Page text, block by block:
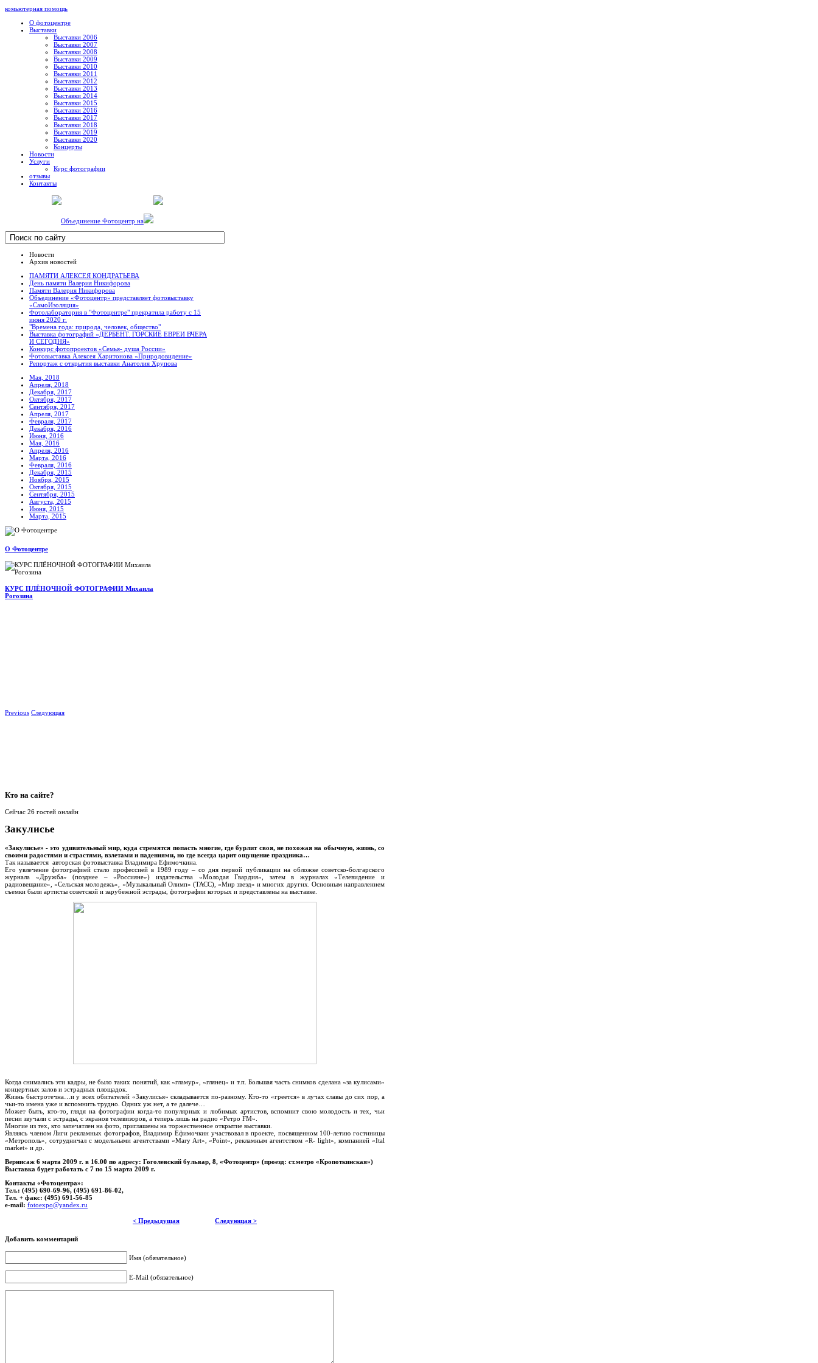
комьютерная помощь
О фотоцентре
Выставки
Выставки 2006
Выставки 2007
Выставки 2008
Выставки 2009
Выставки 2010
Выставки 2011
Выставки 2012
Выставки 2013
Выставки 2014
Выставки 2015
Выставки 2016
Выставки 2017
Выставки 2018
Выставки 2019
Выставки 2020
Концерты
Новости
Услуги
Курс фотографии
отзывы
Контакты
Объединение Фотоцентр на
Новости
Архив новостей
ПАМЯТИ АЛЕКСЕЯ КОНДРАТЬЕВА
День памяти Валерия Никифорова
Памяти Валерия Никифорова
Объединение «Фотоцентр» представляет фотовыставку
«СамоИзоляция»
Фотолаборатория в "Фотоцентре" прекратила работу с 15
июня 2020 г.
"Времена года: природа, человек, общество"
Выставка фотографий «ДЕРБЕНТ. ГОРСКИЕ ЕВРЕИ ВЧЕРА
И СЕГОДНЯ»
Конкурс фотопроектов «Семья- душа России»
Фотовыставка Алексея Харитонова «Природовидение»
Репортаж с открытия выставки Анатолия Хрупова
Мая, 2018
Апреля, 2018
Декабря, 2017
Октября, 2017
Сентября, 2017
Апреля, 2017
Февраля, 2017
Декабря, 2016
Июня, 2016
Мая, 2016
Апреля, 2016
Марта, 2016
Февраля, 2016
Декабря, 2015
Ноября, 2015
Октября, 2015
Сентября, 2015
Августа, 2015
Июня, 2015
Марта, 2015
О Фотоцентре
КУРС ПЛЁНОЧНОЙ ФОТОГРАФИИ Михаила
Рогозина
Previous Следующая
Кто на сайте?
Сейчас 26 гостей онлайн
Закулисье
«Закулисье» - это удивительный мир, куда стремятся попасть многие, где бурлит своя, не похожая на обычную, жизнь, со
своими радостями и страстями, взлетами и падениями, но где всегда царит ощущение праздника…
Так называется авторская фотовыставка Владимира Ефимочкина.
Его увлечение фотографией стало профессией в 1989 году – со дня первой публикации на обложке советско-болгарского
журнала «Дружба» (позднее – «Россияне») издательства «Молодая Гвардия», затем в журналах «Телевидение и
радиовещание», «Сельская молодежь», «Музыкальный Олимп» (ТАСС), «Мир звезд» и многих других. Основным направлением
съемки были артисты советской и зарубежной эстрады, фотографии которых и представлены на выставке.
Когда снимались эти кадры, не было таких понятий, как «гламур», «глянец» и т.п. Большая часть снимков сделана «за кулисами»
концертных залов и эстрадных площадок.
Жизнь быстротечна…и у всех обитателей «Закулисья» складывается по-разному. Кто-то «греется» в лучах славы до сих пор, а
чьи-то имена уже и вспомнить трудно. Одних уж нет, а те далече…
Может быть, кто-то, глядя на фотографии когда-то популярных и любимых артистов, вспомнит свою молодость и тех, чьи
песни звучали с эстрады, с экранов телевизоров, а теперь лишь на радио «Ретро FM».
Многие из тех, кто запечатлен на фото, приглашены на торжественное открытие выставки.
Являясь членом Лиги рекламных фотографов, Владимир Ефимочкин участвовал в проекте, посвященном 100-летию гостиницы
«Метрополь», сотрудничал с модельными агентствами «Mary Art», «Point», рекламным агентством «R- light», компанией «Ital
market» и др.
Вернисаж 6 марта 2009 г. в 16.00 по адресу: Гоголевский бульвар, 8, «Фотоцентр» (проезд: ст.метро «Кропоткинская»)
Выставка будет работать с 7 по 15 марта 2009 г.
Контакты «Фотоцентра»:
Тел.: (495) 690-69-96, (495) 691-86-02,
Тел. + факс: (495) 691-56-85
e-mail: fotoexpo@yandex.ru
< Предыдущая Следующая >
Добавить комментарий
Имя (обязательное)
E-Mail (обязательное)